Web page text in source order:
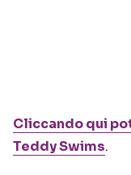
Cliccando qui
Teddy Swims.